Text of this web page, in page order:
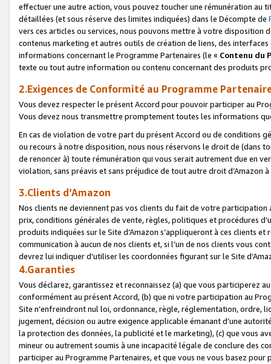
effectuer une autre action, vous pouvez toucher une rémunération
détaillées (et sous réserve des limites indiquées) dans le Décompte de
vers ces articles ou services, nous pouvons mettre à votre disposition
contenus marketing et autres outils de création de liens, des
informations concernant le Programme Partenaires (le « Contenu du
texte ou tout autre information ou contenu concernant des produits
2.Exigences de Conformité au Programme
Vous devez respecter le présent Accord pour pouvoir participer au
Vous devez nous transmettre promptement toutes les informations
En cas de violation de votre part du présent Accord ou de conditions
ou recours à notre disposition, nous nous réservons le droit de (dans
de renoncer à) toute rémunération qui vous serait autrement due en
violation, sans préavis et sans préjudice de tout autre droit
3.Clients d’Amazon
Nos clients ne deviennent pas vos clients du fait de votre
prix, conditions générales de vente, règles, politiques et procédures
produits indiquées sur le Site d’Amazon s’appliqueront à ces clients
communication à aucun de nos clients et, si l’un de nos clients vous
devrez lui indiquer d’utiliser les coordonnées figurant sur le Site
4.Garanties
Vous déclarez, garantissez et reconnaissez (a) que vous participerez
conformément au présent Accord, (b) que ni votre participation au
Site n’enfreindront nul loi, ordonnance, règle, réglementation, ordre,
jugement, décision ou autre exigence applicable émanant d’une
la protection des données, la publicité et le marketing), (c) que vous
mineur ou autrement soumis à une incapacité légale de conclure des
participer au Programme Partenaires, et que vous ne vous basez